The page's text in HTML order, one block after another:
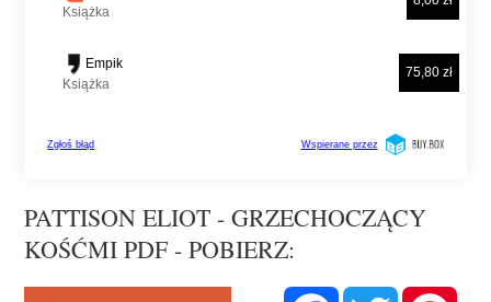
PATTISON ELIOT - GRZECHOCZĄCY
KOŚĆMI PDF - POBIERZ:
F
T
P